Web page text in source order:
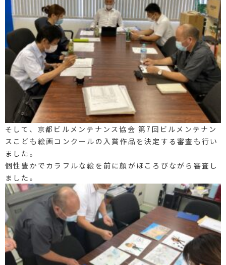
そして、京都ビルメンテナンス協会 第7回ビルメンテナン
スこども絵画コンクールの入賞作品を決定する審査も行い
ました。
個性豊かでカラフルな絵を前に顔がほころびながら審査し
ました。